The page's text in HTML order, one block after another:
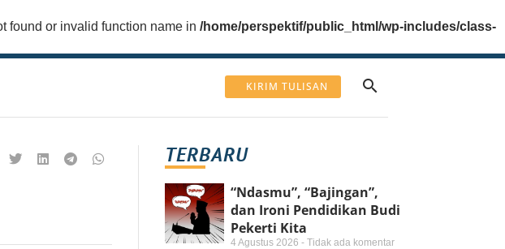
found or invalid function name in /home/perspektif/public_html/wp-includes/class-
KIRIM TULISAN
TERBARU
“Ndasmu”, “Bajingan”,
dan Ironi Pendidikan Budi
Pekerti Kita
4 Agustus 2026 Tidak ada komentar